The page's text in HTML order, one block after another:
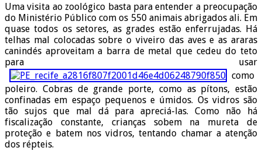
Uma visita ao zoológico basta para entender a preocupação
do Ministério Público com os 550 animais abrigados ali. Em
quase todos os setores, as grades estão enferrujadas. Há
telhas mal colocadas sobre o viveiro das aves e as araras
canindés aproveitam a barra de metal que cedeu do teto
para usar
como
poleiro. Cobras de grande porte, como as pítons, estão
confinadas em espaço pequenos e úmidos. Os vidros são
tão sujos que mal dá para apreciá-las. Como não há
fiscalização constante, crianças sobem na mureta de
proteção e batem nos vidros, tentando chamar a atenção
dos répteis.